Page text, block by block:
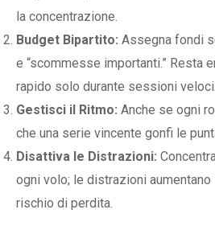
la concentrazione.
Budget Bipartito: Assegna fondi
e “scommesse importanti.” Resta
rapido solo durante sessioni veloci.
Gestisci il Ritmo: Anche se ogni
che una serie vincente gonfi le
Disattiva le Distrazioni:
ogni volo; le distrazioni
rischio di perdita.